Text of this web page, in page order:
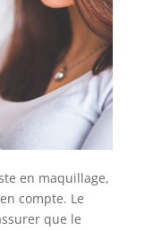
en maquillage,
compte. Le
que le